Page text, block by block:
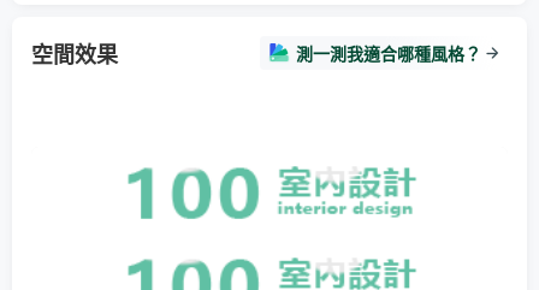
空間效果 測一測我適合哪種風格？